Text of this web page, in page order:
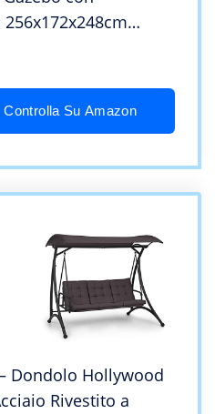
Controlla Su Amazon
Dondolo Hollywood
Rivestito a